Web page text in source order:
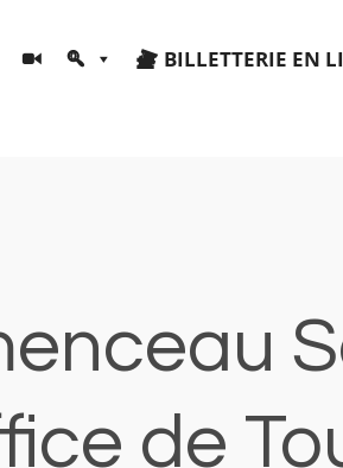
BILLETTERIE EN
de